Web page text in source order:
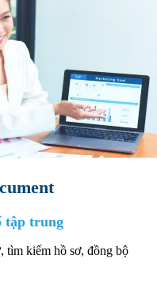
tập trung
tìm kiếm hồ sơ, đồng bộ